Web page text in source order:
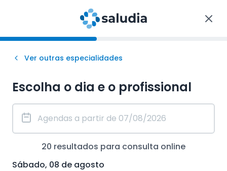
Ver outras especialidades
Escolha o dia e o profissional
20 resultados para consulta online
Sábado, 08 de agosto